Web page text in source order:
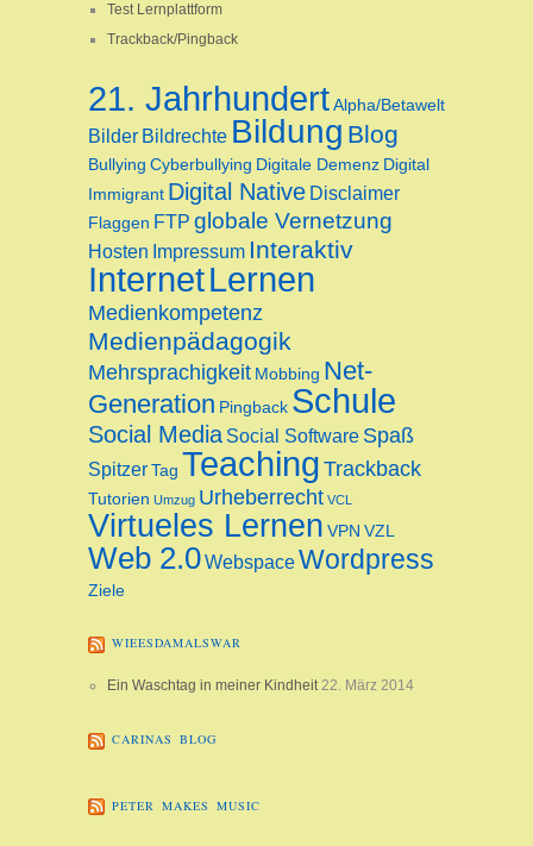
Test Lernplattform
Trackback/Pingback
21. JahrhundertAlpha/Betawelt
Bilder Bildrechte Bildung Blog
Bullying Cyberbullying Digitale Demenz Digital
Immigrant Digital Native Disclaimer
Flaggen FTP globale Vernetzung
Hosten Impressum Interaktiv
InternetLernen
Medienkompetenz
Medienpädagogik
Mehrsprachigkeit Mobbing Net-
Generation Pingback Schule
Social Media Social Software Spaß
SpitzerTag Teaching Trackback
Tutorien Umzug Urheberrecht VCL
Virtueles Lernen VPN VZL
Web 2.0WebspaceWordpress
Ziele
WIEESDAMALSWAR
Ein Waschtag in meiner Kindheit 22. März 2014
CARINAS BLOG
PETER MAKES MUSIC